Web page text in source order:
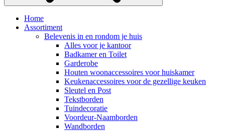
Home
Assortiment
Belevenis in en rondom je huis
Alles voor je kantoor
Badkamer en Toilet
Garderobe
Houten woonaccessoires voor huiskamer
Keukenaccessoires voor de gezellige keuken
Sleutel en Post
Tekstborden
Tuindecoratie
Voordeur-Naamborden
Wandborden